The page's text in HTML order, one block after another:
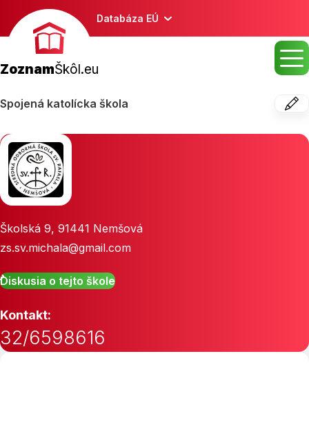
Databáza EÚ
ZoznamŠkôl.eu
Spojená katolícka škola
Školská 9, 91441 Nemšová
zs.sv.michala@gmail.com
Diskusia o tejto škole
Kontakt:
32/6598616